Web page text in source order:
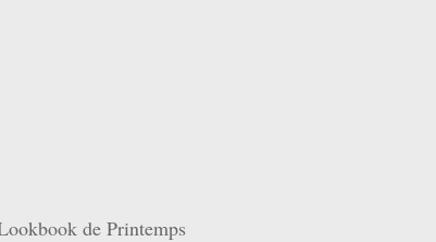
de Printemps